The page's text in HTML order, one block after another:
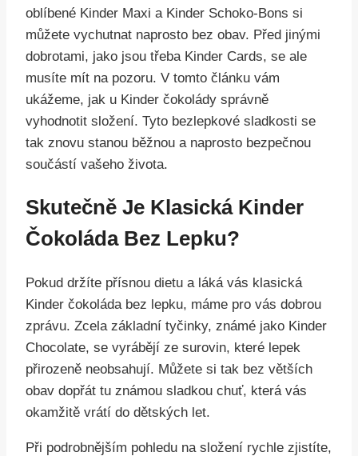
oblíbené Kinder Maxi a Kinder Schoko-Bons si
můžete vychutnat naprosto bez obav. Před jinými
dobrotami, jako jsou třeba Kinder Cards, se ale
musíte mít na pozoru. V tomto článku vám
ukážeme, jak u Kinder čokolády správně
vyhodnotit složení. Tyto bezlepkové sladkosti se
tak znovu stanou běžnou a naprosto bezpečnou
součástí vašeho života.
Skutečně Je Klasická Kinder
Čokoláda Bez Lepku?
Pokud držíte přísnou dietu a láká vás klasická
Kinder čokoláda bez lepku, máme pro vás dobrou
zprávu. Zcela základní tyčinky, známé jako Kinder
Chocolate, se vyrábějí ze surovin, které lepek
přirozeně neobsahují. Můžete si tak bez větších
obav dopřát tu známou sladkou chuť, která vás
okamžitě vrátí do dětských let.
Při podrobnějším pohledu na složení rychle zjistíte,